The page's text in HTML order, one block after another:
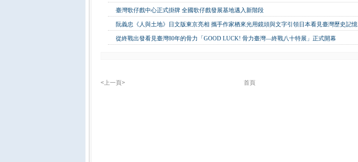
臺灣歌仔戲中心正式掛牌 全國歌仔戲發展基地邁入新階段
阮義忠《人與土地》日文版東京亮相 攜手作家栖來光用鏡頭與文字引領日本看見臺灣歷史記憶
從終戰出發看見臺灣80年的骨力「GOOD LUCK! 骨力臺灣—終戰八十特展」正式開幕
<上一頁> 首頁